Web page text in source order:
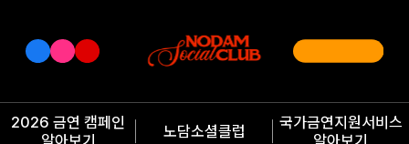
2026 금연 캠페인
알아보기
노담소셜클럽
국가금연지원서비스
알아보기